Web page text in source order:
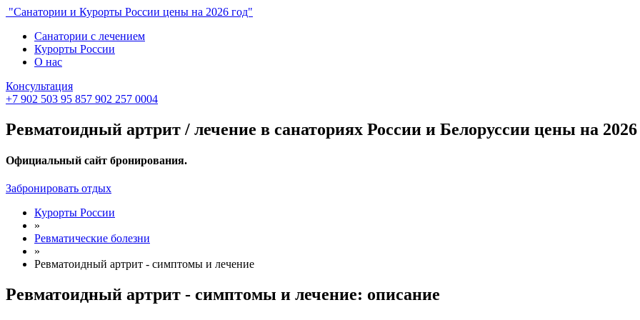
"Санатории и Курорты России цены на 2026 год"
Санатории с лечением
Курорты России
О нас
Консультация
+7 902 503 95 857 902 257 0004
Ревматоидный артрит / лечение в санаториях России и Белоруссии цены на 2026
Официальный сайт бронирования.
Забронировать отдых
Курорты России
»
Ревматические болезни
»
Ревматоидный артрит - симптомы и лечение
Ревматоидный артрит - симптомы и лечение: описание